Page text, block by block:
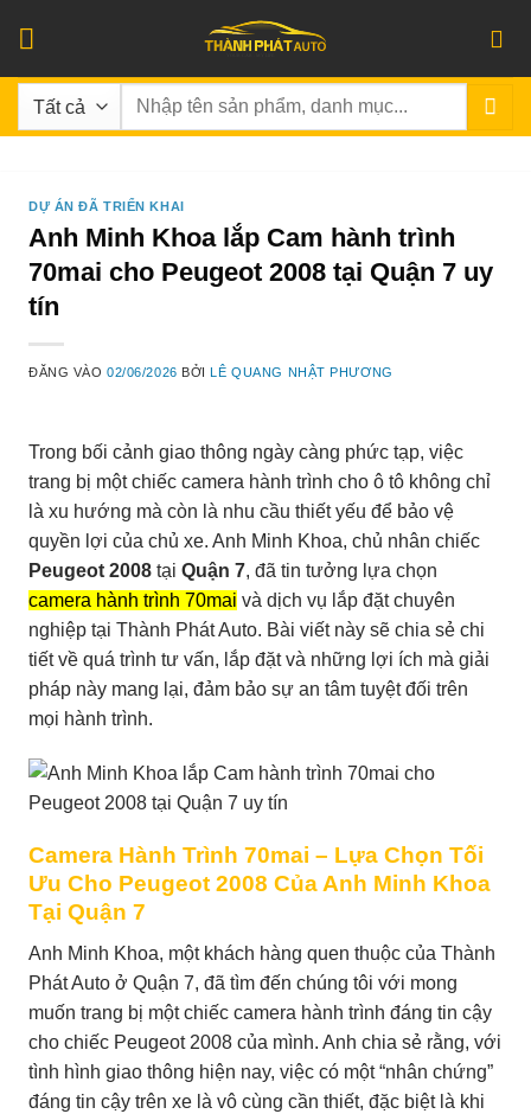
qua
nội
dung
Tìm
DỰ ÁN ĐÃ TRIỂN KHAI
Anh Minh Khoa lắp Cam hành trình
70mai cho Peugeot 2008 tại Quận 7 uy
tín
ĐĂNG VÀO02/06/2026 BỞILÊ QUANG NHẬT PHƯƠNG
Trong bối cảnh giao thông ngày càng phức tạp, việc
trang bị một chiếc camera hành trình cho ô tô không chỉ
là xu hướng mà còn là nhu cầu thiết yếu để bảo vệ
quyền lợi của chủ xe. Anh Minh Khoa, chủ nhân chiếc
Peugeot 2008 tại Quận 7, đã tin tưởng lựa chọn
camera hành trình 70mai và dịch vụ lắp đặt chuyên
nghiệp tại Thành Phát Auto. Bài viết này sẽ chia sẻ chi
tiết về quá trình tư vấn, lắp đặt và những lợi ích mà giải
pháp này mang lại, đảm bảo sự an tâm tuyệt đối trên
mọi hành trình.
Camera Hành Trình 70mai – Lựa Chọn Tối
Ưu Cho Peugeot 2008 Của Anh Minh Khoa
Tại Quận 7
Anh Minh Khoa, một khách hàng quen thuộc của Thành
Phát Auto ở Quận 7, đã tìm đến chúng tôi với mong
muốn trang bị một chiếc camera hành trình đáng tin cậy
cho chiếc Peugeot 2008 của mình. Anh chia sẻ rằng, với
tình hình giao thông hiện nay, việc có một “nhân chứng”
đáng tin cậy trên xe là vô cùng cần thiết, đặc biệt là khi